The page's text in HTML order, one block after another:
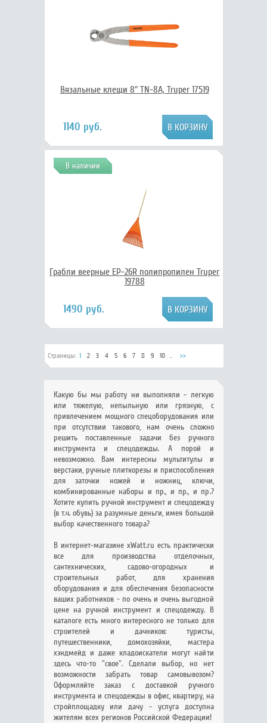
Вязальные клещи 8" TN-8A, Truper 17519
1140 руб.
В наличии
Грабли веерные EP-26R полипропилен Truper
19788
1490 руб.
Страницы: 1 2 3 4 5 6 7 8 9 10 ... >>
Какую бы мы работу ни выполняли - легкую
или тяжелую, непыльную или грязную, с
привлечением мощного спецоборудования или
при отсутствии такового, нам очень сложно
решить поставленные задачи без ручного
инструмента и спецодежды. А порой и
невозможно. Вам интересны мультитулы и
верстаки, ручные плиткорезы и приспособления
для заточки ножей и ножниц, ключи,
комбинированные наборы и пр., и пр., и пр.?
Хотите купить ручной инструмент и спецодежду
(в т.ч. обувь) за разумные деньги, имея большой
выбор качественного товара?
В интернет-магазине xWatt.ru есть практически
все для производства отделочных,
сантехнических, садово-огородных и
строительных работ, для хранения
оборудования и для обеспечения безопасности
ваших работников - по очень и очень выгодной
цене на ручной инструмент и спецодежду. В
каталоге есть много интересного не только для
строителей и дачников: туристы,
путешественники, домохозяйки, мастера
хэндмейд и даже кладоискатели могут найти
здесь что-то "свое". Сделали выбор, но нет
возможности забрать товар самовывозом?
Оформляйте заказ с доставкой ручного
инструмента и спецодежды в офис, квартиру, на
стройплощадку или дачу - услуга доступна
жителям всех регионов Российской Федерации!